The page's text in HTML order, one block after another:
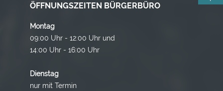
ÖFFNUNGSZEITEN BÜRGERBÜRO
Montag
09:00 Uhr - 12:00 Uhr und
14:00 Uhr - 16:00 Uhr
Dienstag
nur mit Termin